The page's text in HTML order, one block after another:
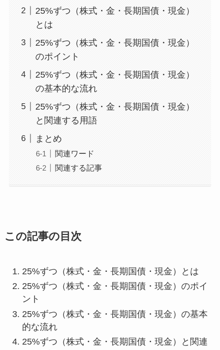
25%ずつ（株式・金・長期国債・現金）
とは
25%ずつ（株式・金・長期国債・現金）
のポイント
25%ずつ（株式・金・長期国債・現金）
の基本的な流れ
25%ずつ（株式・金・長期国債・現金）
と関連する用語
まとめ
関連ワード
関連する記事
この記事の目次
25%ずつ（株式・金・長期国債・現金）とは
25%ずつ（株式・金・長期国債・現金）のポイ
ント
25%ずつ（株式・金・長期国債・現金）の基本
的な流れ
25%ずつ（株式・金・長期国債・現金）と関連